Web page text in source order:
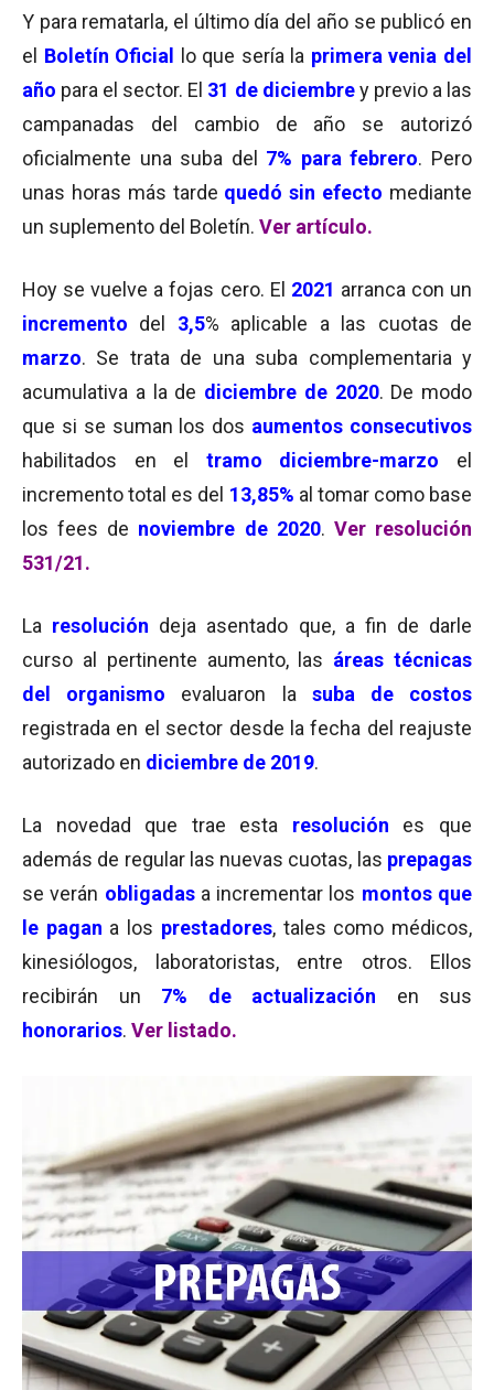
Y para rematarla, el último día del año se publicó en
el Boletín Oficial lo que sería la primera venia del
año para el sector. El 31 de diciembre y previo a las
campanadas del cambio de año se autorizó
oficialmente una suba del 7% para febrero. Pero
unas horas más tarde quedó sin efecto mediante
un suplemento del Boletín. Ver artículo.
Hoy se vuelve a fojas cero. El 2021 arranca con un
incremento del 3,5% aplicable a las cuotas de
marzo. Se trata de una suba complementaria y
acumulativa a la de diciembre de 2020. De modo
que si se suman los dos aumentos consecutivos
habilitados en el tramo diciembre-marzo el
incremento total es del 13,85% al tomar como base
los fees de noviembre de 2020. Ver resolución
531/21.
La resolución deja asentado que, a fin de darle
curso al pertinente aumento, las áreas técnicas
del organismo evaluaron la suba de costos
registrada en el sector desde la fecha del reajuste
autorizado en diciembre de 2019.
La novedad que trae esta resolución
es que
además de regular las nuevas cuotas, las prepagas
se verán obligadas a incrementar los montos que
le pagan a los prestadores, tales como médicos,
kinesiólogos, laboratoristas, entre otros. Ellos
recibirán un 7% de actualización en sus
honorarios. Ver listado.